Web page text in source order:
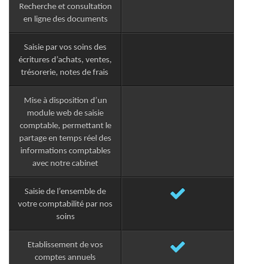
Recherche et consultation
en ligne des documents
Saisie par vos soins des
écritures d’achats, ventes,
trésorerie, notes de frais
Mise à disposition d’un
module web de saisie
comptable, permettant le
partage en temps réel des
informations comptables
avec notre cabinet
Saisie de l’ensemble de
votre comptabilité par nos
soins
Etablissement de vos
comptes annuels